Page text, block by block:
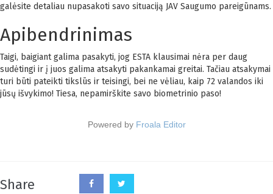
galėsite detaliau nupasakoti savo situaciją JAV Saugumo pareigūnams.
Apibendrinimas
Taigi, baigiant galima pasakyti, jog ESTA klausimai nėra per daug
sudėtingi ir į juos galima atsakyti pakankamai greitai. Tačiau atsakymai
turi būti pateikti tikslūs ir teisingi, bei ne vėliau, kaip 72 valandos iki
jūsų išvykimo! Tiesa, nepamirškite savo biometrinio paso!
Powered by Froala Editor
Share